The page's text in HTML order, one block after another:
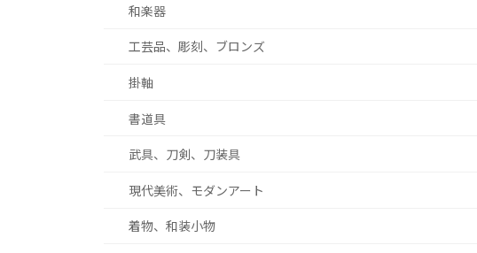
和楽器
工芸品、彫刻、ブロンズ
掛軸
書道具
武具、刀剣、刀装具
現代美術、モダンアート
着物、和装小物